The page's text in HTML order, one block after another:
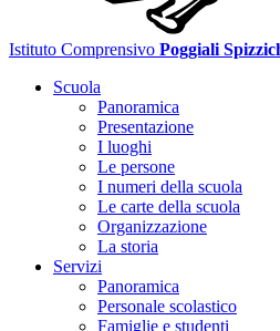
Istituto Comprensivo Poggiali
Scuola
Panoramica
Presentazione
I luoghi
Le persone
I numeri della scuola
Le carte della scuola
Organizzazione
La storia
Servizi
Panoramica
Personale scolastico
Famiglie e studenti